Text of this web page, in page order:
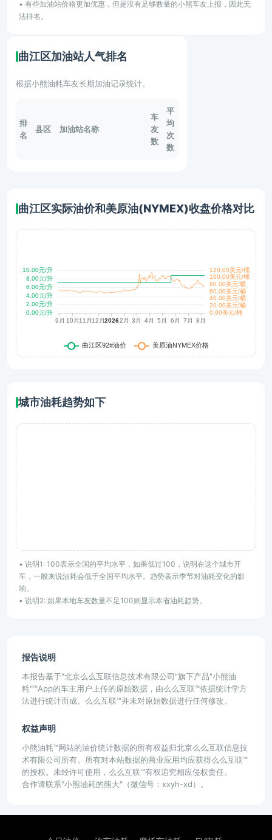
• 有些加油站价格更加优惠，但是没有足够数量的小熊车友上报，因此无
法排名。
曲江区加油站人气排名
根据小熊油耗车友长期加油记录统计。
排
名
县区 加油站名称
车
友
数
平
均
次
数
曲江区实际油价和美原油(NYMEX)收盘价格对比
城市油耗趋势如下
• 说明1: 100表示全国的平均水平，如果低过100，说明在这个城市开
车，一般来说油耗会低于全国平均水平。趋势表示季节对油耗变化的影
响。
• 说明2: 如果本地车友数量不足100则显示本省油耗趋势。
报告说明
本报告基于"北京么么互联信息技术有限公司"旗下产品"小熊油
耗"™App的车主用户上传的原始数据，由么么互联™依据统计学方
法进行统计而成。么么互联™并未对原始数据进行任何修改。
权益声明
小熊油耗™网站的油价统计数据的所有权益归北京么么互联信息技
术有限公司所有。所有对本站数据的商业应用均应获得么么互联™
的授权。未经许可使用，么么互联™有权追究相应侵权责任。
合作请联系"小熊油耗的熊大"（微信号：xxyh-xd）。